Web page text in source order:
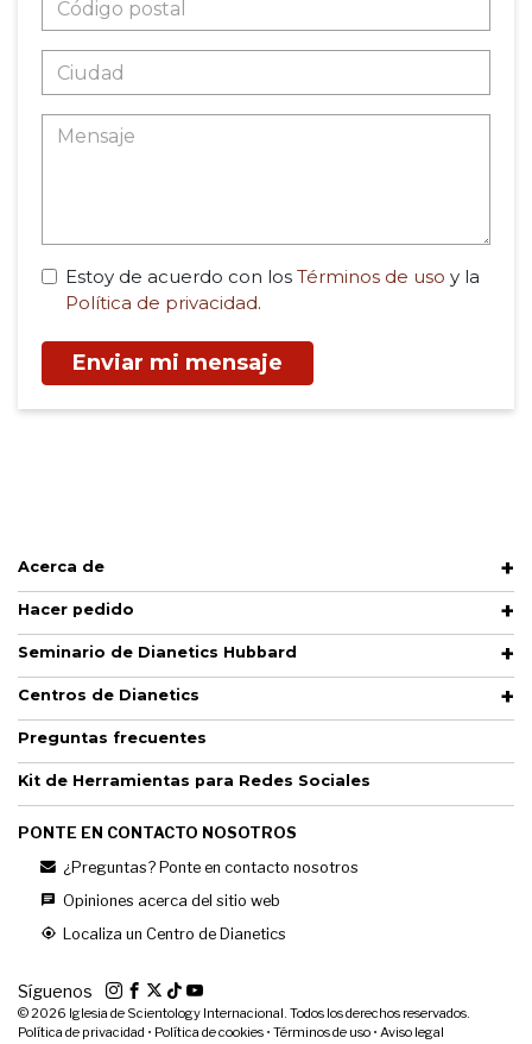
Estoy de acuerdo con los Términos de uso y la
Política de privacidad.
Enviar mi mensaje
Acerca de
Hacer pedido
Seminario de Dianetics Hubbard
Centros de Dianetics
Preguntas frecuentes
Kit de Herramientas para Redes Sociales
PONTE EN CONTACTO NOSOTROS
¿Preguntas? Ponte en contacto nosotros
Opiniones acerca del sitio web
Localiza un Centro de Dianetics
Síguenos
© 2026 Iglesia de Scientology Internacional. Todos los derechos reservados.
Política de privacidad • Política de cookies • Términos de uso • Aviso legal